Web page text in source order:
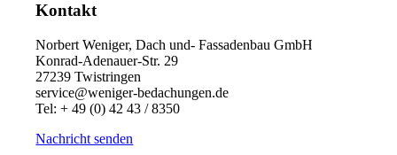
Kontakt
Norbert Weniger, Dach und- Fassadenbau GmbH
Konrad-Adenauer-Str. 29
27239 Twistringen
service@weniger-bedachungen.de
Tel: + 49 (0) 42 43 / 8350
Nachricht senden